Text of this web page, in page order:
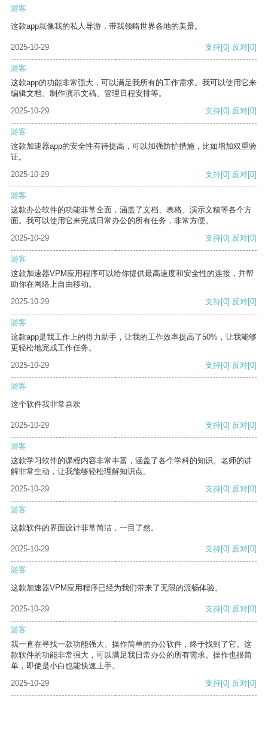
游客
这款app就像我的私人导游，带我领略世界各地的美景。
2025-10-29 支持[0] 反对[0]
游客
这款app的功能非常强大，可以满足我所有的工作需求。我可以使用它来
编辑文档、制作演示文稿、管理日程安排等。
2025-10-29
支持[0] 反对[0]
游客
这款加速器app的安全性有待提高，可以加强防护措施，比如增加双重验
证。
2025-10-29
支持[0] 反对[0]
游客
这款办公软件的功能非常全面，涵盖了文档、表格、演示文稿等各个方
面。我可以使用它来完成日常办公的所有任务，非常方便。
2025-10-29
支持[0] 反对[0]
游客
这款加速器VPM应用程序可以给你提供最高速度和安全性的连接，并帮
助你在网络上自由移动。
2025-10-29
支持[0] 反对[0]
游客
这款app是我工作上的得力助手，让我的工作效率提高了50%，让我能够
更轻松地完成工作任务。
2025-10-29
支持[0] 反对[0]
游客
这个软件我非常喜欢
2025-10-29 支持[0] 反对[0]
游客
这款学习软件的课程内容非常丰富，涵盖了各个学科的知识。老师的讲
解非常生动，让我能够轻松理解知识点。
2025-10-29
支持[0] 反对[0]
游客
这款软件的界面设计非常简洁，一目了然。
2025-10-29 支持[0] 反对[0]
游客
这款加速器VPM应用程序已经为我们带来了无限的流畅体验。
2025-10-29 支持[0] 反对[0]
游客
我一直在寻找一款功能强大、操作简单的办公软件，终于找到了它。这
款软件的功能非常强大，可以满足我日常办公的所有需求。操作也很简
单，即使是小白也能快速上手。
2025-10-29
支持[0] 反对[0]